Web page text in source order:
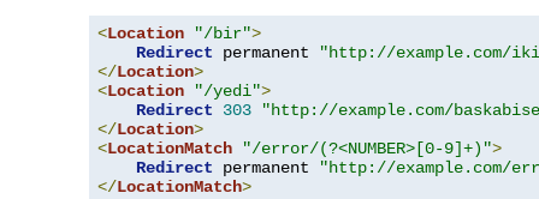
<Location "/bir">
Redirect permanent
"http://example.com/
</Location>
<Location "/yedi">
Redirect
303
"http://example.com/
</Location>
<LocationMatch "/error/(?<NUMBER>[0-9]+)">
Redirect permanent
"http://example.com/
</LocationMatch>